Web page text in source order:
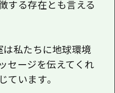
する存在とも言える
は私たちに地球環境
セージを伝えてくれ
ています。